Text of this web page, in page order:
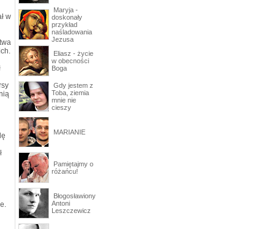
w
Maryja -
doskonały
przykład
naśladowania
Jezusa
Eliasz - życie
w obecności
Boga
Gdy jestem z
Toba, ziemia
mnie nie
cieszy
MARIANIE
Pamiętajmy o
różańcu!
Błogosławiony
Antoni
Leszczewicz